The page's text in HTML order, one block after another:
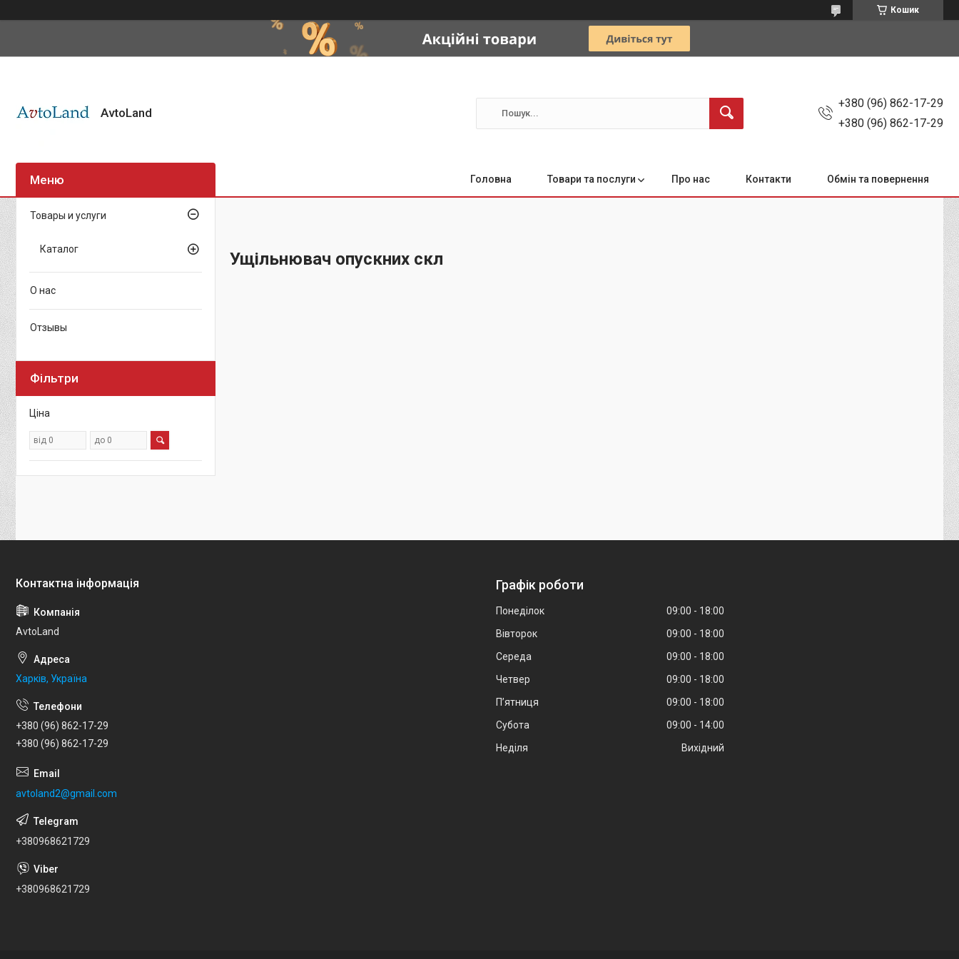
Кошик
AvtoLand
+380 (96) 862-17-29
+380 (96) 862-17-29
Головна Товари та послуги Про нас Контакти Обмін та повернення
Ущільнювач опускних скл
Товары и услуги
Каталог
О нас
Отзывы
Фільтри
Ціна
AvtoLand
Харків, Україна
+380 (96) 862-17-29
+380 (96) 862-17-29
avtoland2@gmail.com
+380968621729
+380968621729
Графік роботи
Понеділок 09:00
18:00
Вівторок
09:00
18:00
Середа
09:00
18:00
Четвер
09:00
18:00
Пʼятниця
09:00
18:00
Субота
09:00
14:00
Неділя
Вихідний